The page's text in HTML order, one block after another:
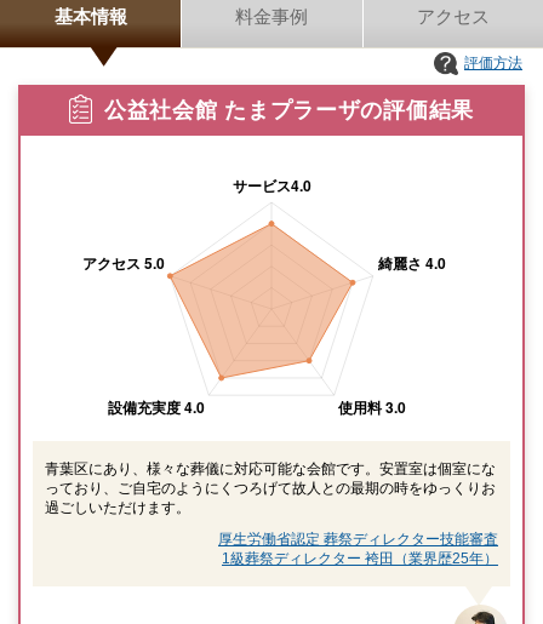
基本情報 料金事例 アクセス
公益社会館 たまプラーザの評価結果
評価方法
青葉区にあり、様々な葬儀に対応可能な会館です。安置室は個室にな
っており、ご自宅のようにくつろげて故人との最期の時をゆっくりお
過ごしいただけます。
厚生労働省認定 葬祭ディレクター技能審査
1級葬祭ディレクター 袴田（業界歴25年）